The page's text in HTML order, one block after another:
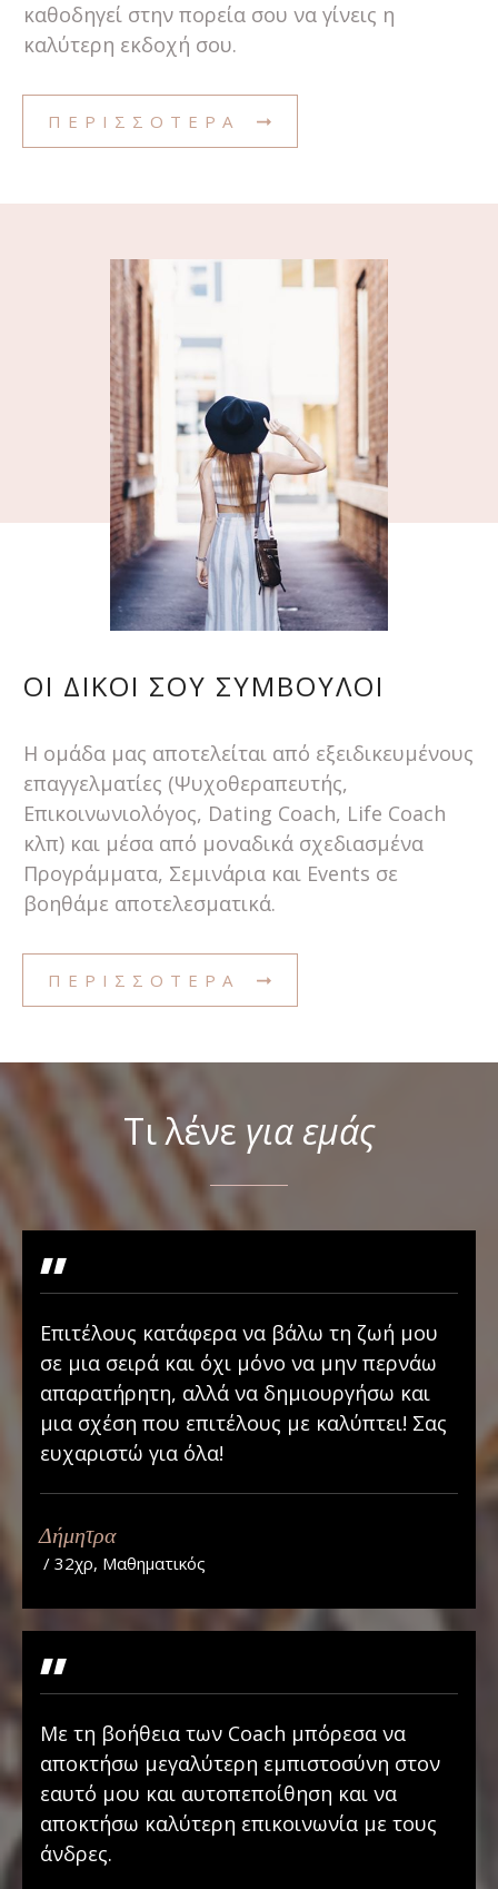
καθοδηγεί στην πορεία σου να γίνεις η
καλύτερη εκδοχή σου.
ΠΕΡΙΣΣΟΤΕΡΑ
ΟΙ ΔΙΚΟΙ ΣΟΥ ΣΥΜΒΟΥΛΟΙ
Η ομάδα μας αποτελείται από εξειδικευμένους
επαγγελματίες (Ψυχοθεραπευτής,
Επικοινωνιολόγος, Dating Coach, Life Coach
κλπ) και μέσα από μοναδικά σχεδιασμένα
Προγράμματα, Σεμινάρια και Events σε
βοηθάμε αποτελεσματικά.
ΠΕΡΙΣΣΟΤΕΡΑ
Τι λένε για εμάς
"
Επιτέλους κατάφερα να βάλω τη ζωή μου
σε μια σειρά και όχι μόνο να μην περνάω
απαρατήρητη, αλλά να δημιουργήσω και
μια σχέση που επιτέλους με καλύπτει! Σας
ευχαριστώ για όλα!
Δήμητρα
/ 32χρ, Μαθηματικός
"
Με τη βοήθεια των Coach μπόρεσα να
αποκτήσω μεγαλύτερη εμπιστοσύνη στον
εαυτό μου και αυτοπεποίθηση και να
αποκτήσω καλύτερη επικοινωνία με τους
άνδρες.